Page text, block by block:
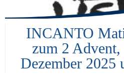
INCANTO
zum 2 Advent,
Dezember 2025